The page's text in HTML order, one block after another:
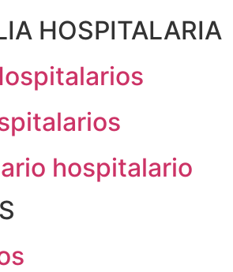
HOSPITALARIA
hospitalario